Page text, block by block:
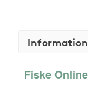
Information
Fiske